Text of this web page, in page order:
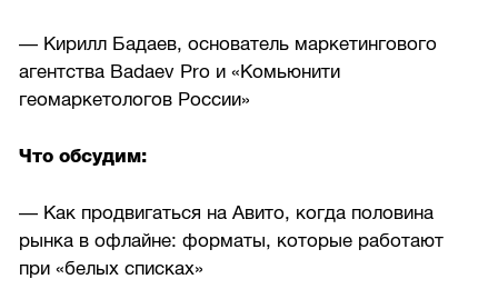
— Кирилл Бадаев, основатель маркетингового
агентства Badaev Pro и «Комьюнити
геомаркетологов России»
Что обсудим:
— Как продвигаться на Авито, когда половина
рынка в офлайне: форматы, которые работают
при «белых списках»